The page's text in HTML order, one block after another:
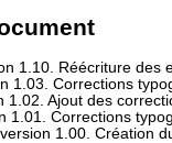
1.10. Réécriture des
1.03. Corrections
1.02. Ajout des
1.01. Corrections
1.00. Création